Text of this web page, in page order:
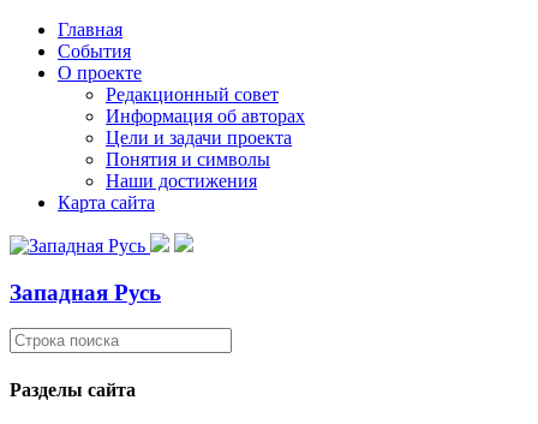
Главная
События
О проекте
Редакционный совет
Информация об авторах
Цели и задачи проекта
Понятия и символы
Наши достижения
Карта сайта
Западная Русь
Разделы сайта